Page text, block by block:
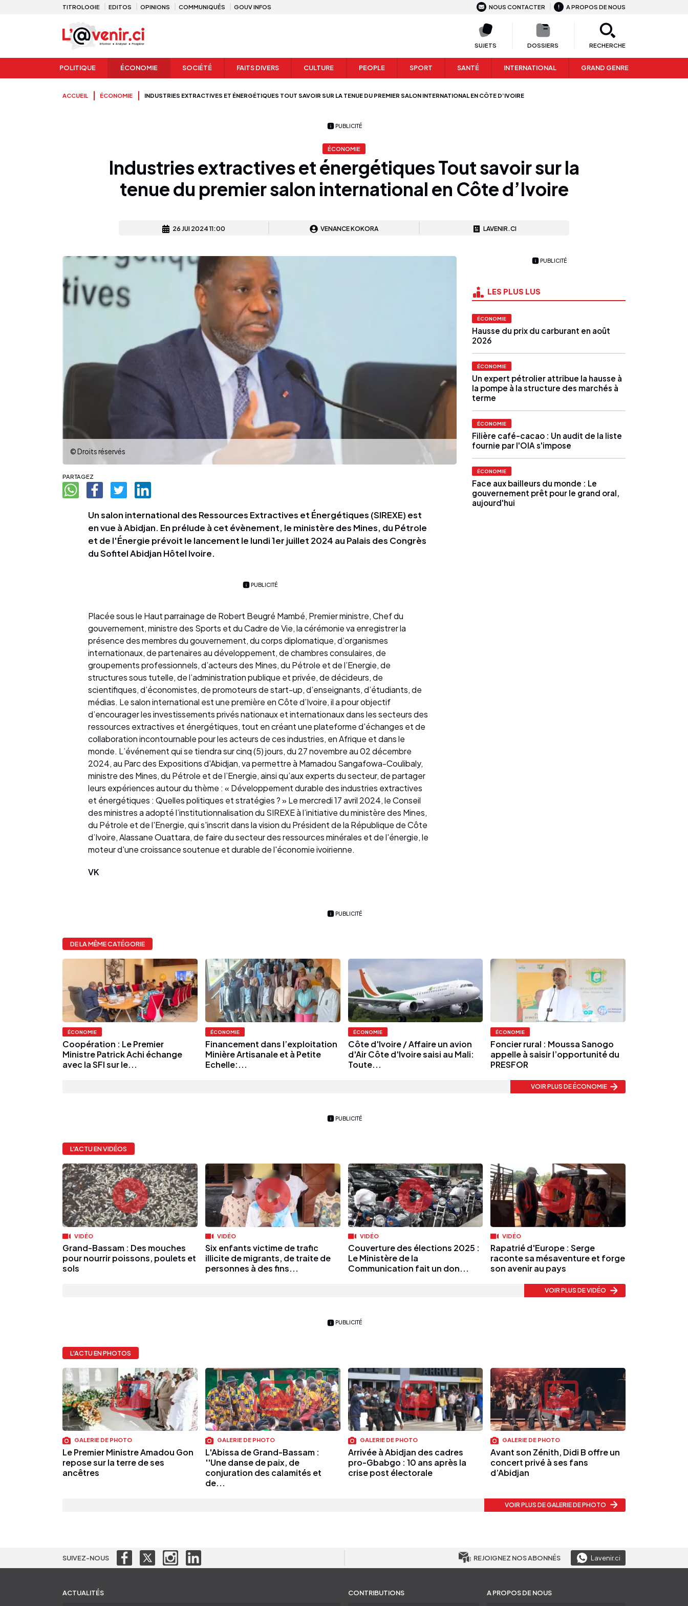
TITROLOGIE EDITOS OPINIONS COMMUNIQUÉS GOUV INFOS NOUS CONTACTER A PROPOS DE NOUS
SUJETS DOSSIERS RECHERCHE
POLITIQUE ÉCONOMIE SOCIÉTÉ FAITS DIVERS CULTURE PEOPLE SPORT SANTÉ INTERNATIONAL GRAND GENRE
ACCUEIL ÉCONOMIE INDUSTRIES EXTRACTIVES ET ÉNERGÉTIQUES TOUT SAVOIR SUR LA TENUE DU PREMIER SALON INTERNATIONAL EN CÔTE D’IVOIRE
PUBLICITÉ
ÉCONOMIE
Industries extractives et énergétiques Tout savoir sur la
tenue du premier salon international en Côte d’Ivoire
26 JUI 2024 11:00 VENANCE KOKORA LAVENIR.CI
© Droits réservés
PARTAGEZ
Un salon international des Ressources Extractives et Énergétiques (SIREXE) est
en vue à Abidjan. En prélude à cet évènement, le ministère des Mines, du Pétrole
et de l'Énergie prévoit le lancement le lundi 1er juillet 2024 au Palais des Congrès
du Sofitel Abidjan Hôtel Ivoire.
PUBLICITÉ
Placée sous le Haut parrainage de Robert Beugré Mambé, Premier ministre, Chef du
gouvernement, ministre des Sports et du Cadre de Vie, la cérémonie va enregistrer la
présence des membres du gouvernement, du corps diplomatique, d’organismes
internationaux, de partenaires au développement, de chambres consulaires, de
groupements professionnels, d’acteurs des Mines, du Pétrole et de l’Energie, de
structures sous tutelle, de l’administration publique et privée, de décideurs, de
scientifiques, d’économistes, de promoteurs de start-up, d’enseignants, d’étudiants, de
médias. Le salon international est une première en Côte d’Ivoire, il a pour objectif
d’encourager les investissements privés nationaux et internationaux dans les secteurs des
ressources extractives et énergétiques, tout en créant une plateforme d'échanges et de
collaboration incontournable pour les acteurs de ces industries, en Afrique et dans le
monde. L’événement qui se tiendra sur cinq (5) jours, du 27 novembre au 02 décembre
2024, au Parc des Expositions d'Abidjan, va permettre à Mamadou Sangafowa-Coulibaly,
ministre des Mines, du Pétrole et de l’Energie, ainsi qu’aux experts du secteur, de partager
leurs expériences autour du thème : « Développement durable des industries extractives
et énergétiques : Quelles politiques et stratégies ? » Le mercredi 17 avril 2024, le Conseil
des ministres a adopté l’institutionnalisation du SIREXE à l’initiative du ministère des Mines,
du Pétrole et de l'Energie, qui s'inscrit dans la vision du Président de la République de Côte
d’Ivoire, Alassane Ouattara, de faire du secteur des ressources minérales et de l'énergie, le
moteur d'une croissance soutenue et durable de l'économie ivoirienne.
VK
PUBLICITÉ
LES PLUS LUS
ÉCONOMIE
Hausse du prix du carburant en août
2026
ÉCONOMIE
Un expert pétrolier attribue la hausse à
la pompe à la structure des marchés à
terme
ÉCONOMIE
Filière café-cacao : Un audit de la liste
fournie par l'OIA s'impose
ÉCONOMIE
Face aux bailleurs du monde : Le
gouvernement prêt pour le grand oral,
aujourd'hui
PUBLICITÉ
DE LA MÊME CATÉGORIE
ÉCONOMIE
Coopération : Le Premier
Ministre Patrick Achi échange
avec la SFI sur le...
ÉCONOMIE
Financement dans l’exploitation
Minière Artisanale et à Petite
Echelle:...
ÉCONOMIE
Côte d'Ivoire / Affaire un avion
d'Air Côte d'Ivoire saisi au Mali:
Toute...
ÉCONOMIE
Foncier rural : Moussa Sanogo
appelle à saisir l’opportunité du
PRESFOR
VOIR PLUS DE ÉCONOMIE
PUBLICITÉ
L'ACTU EN VIDÉOS
VIDÉO
Grand-Bassam : Des mouches
pour nourrir poissons, poulets et
sols
VIDÉO
Six enfants victime de trafic
illicite de migrants, de traite de
personnes à des fins...
VIDÉO
Couverture des élections 2025 :
Le Ministère de la
Communication fait un don...
VIDÉO
Rapatrié d'Europe : Serge
raconte sa mésaventure et forge
son avenir au pays
VOIR PLUS DE VIDÉO
PUBLICITÉ
L'ACTU EN PHOTOS
GALERIE DE PHOTO
Le Premier Ministre Amadou Gon
repose sur la terre de ses
ancêtres
GALERIE DE PHOTO
L'Abissa de Grand-Bassam :
''Une danse de paix, de
conjuration des calamités et
de...
GALERIE DE PHOTO
Arrivée à Abidjan des cadres
pro-Gbabgo : 10 ans après la
crise post électorale
GALERIE DE PHOTO
Avant son Zénith, Didi B offre un
concert privé à ses fans
d’Abidjan
VOIR PLUS DE GALERIE DE PHOTO
SUIVEZ-NOUS REJOIGNEZ NOS ABONNÉS Lavenir.ci
ACTUALITÉS CONTRIBUTIONS A PROPOS DE NOUS